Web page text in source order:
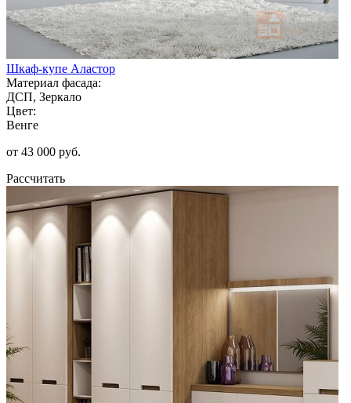
Шкаф-купе Аластор
Материал фасада:
ДСП, Зеркало
Цвет:
Венге
от 43 000 руб.
Рассчитать